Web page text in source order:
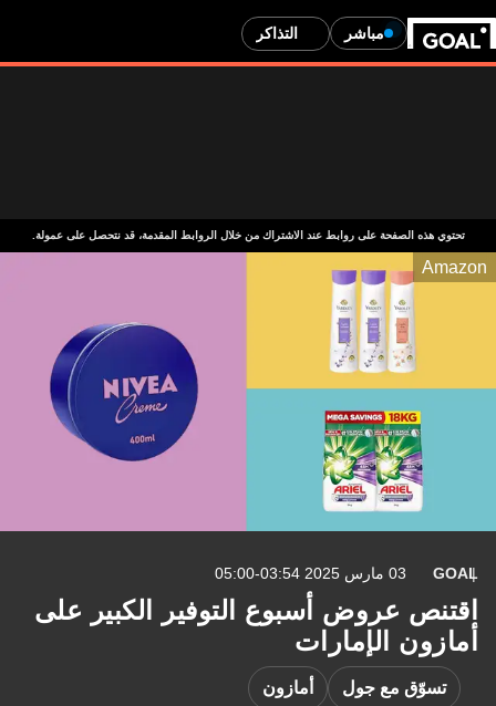
مباشر التذاكر
تحتوي هذه الصفحة على روابط عند الاشتراك من خلال الروابط المقدمة، قد نتحصل على عمولة.
Amazon
GOAL 03 مارس 2025 03:54-05:00
اقتنص عروض أسبوع التوفير الكبير على
أمازون الإمارات
تسوّق مع جول أمازون